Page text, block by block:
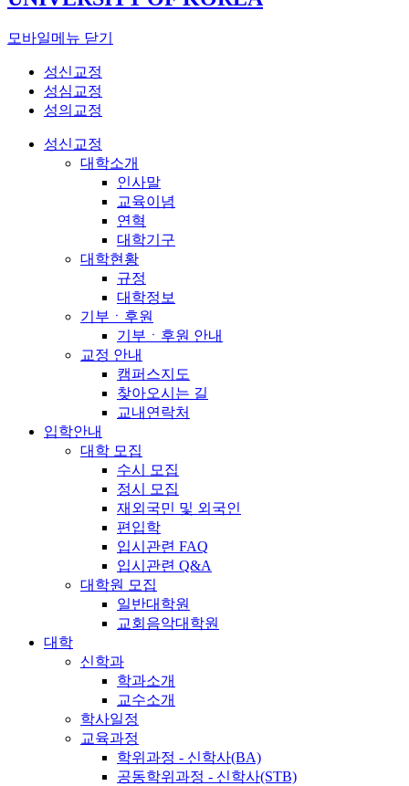
모바일메뉴 닫기
성신교정
성심교정
성의교정
성신교정
대학소개
인사말
교육이념
연혁
대학기구
대학현황
규정
대학정보
기부ㆍ후원
기부ㆍ후원 안내
교정 안내
캠퍼스지도
찾아오시는 길
교내연락처
입학안내
대학 모집
수시 모집
정시 모집
재외국민 및 외국인
편입학
입시관련 FAQ
입시관련 Q&A
대학원 모집
일반대학원
교회음악대학원
대학
신학과
학과소개
교수소개
학사일정
교육과정
학위과정 - 신학사(BA)
공동학위과정 - 신학사(STB)